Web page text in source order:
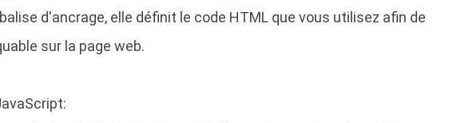
d'ancrage, elle définit le code HTML que vous utilisez afin de
sur la page web.
: